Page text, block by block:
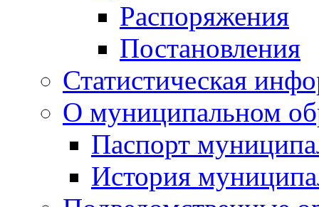
Распоряжения
Постановления
Статистическая
О муниципальном
Паспорт
История